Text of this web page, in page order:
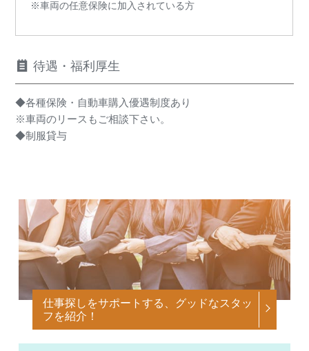
※車両の任意保険に加入されている方
待遇・福利厚生
◆各種保険・自動車購入優遇制度あり
※車両のリースもご相談下さい。
◆制服貸与
仕事探しをサポートする、グッドなスタッ
フを紹介！